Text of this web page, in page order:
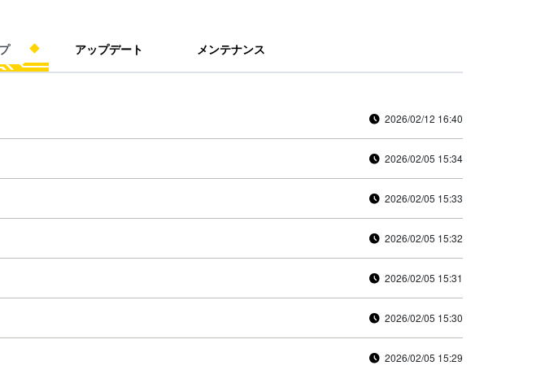
アップデート メンテナンス
2026/02/12 16:40
2026/02/05 15:34
2026/02/05 15:33
2026/02/05 15:32
2026/02/05 15:31
2026/02/05 15:30
2026/02/05 15:29